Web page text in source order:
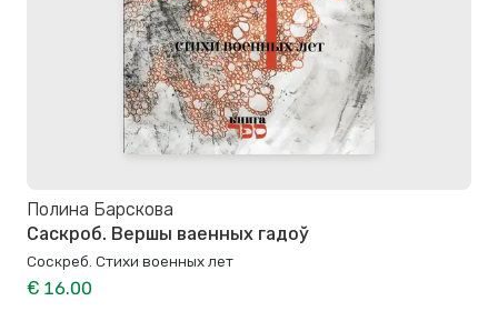
Полина Барскова
Саскроб. Вершы ваенных гадоў
Соскреб. Стихи военных лет
€ 16.00